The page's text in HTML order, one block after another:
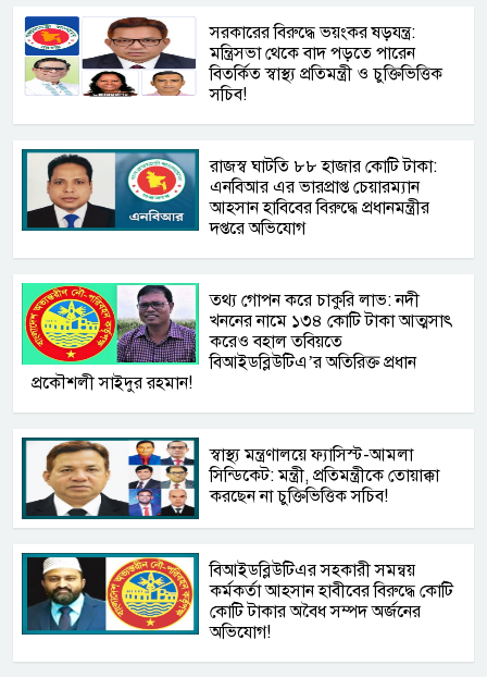
সরকারের বিরুদ্ধে ভয়ংকর ষড়যন্ত্র:
মন্ত্রিসভা থেকে বাদ পড়তে পারেন
বিতর্কিত স্বাস্থ্য প্রতিমন্ত্রী ও চুক্তিভিত্তিক
সচিব!
রাজস্ব ঘাটতি ৮৮ হাজার কোটি টাকা:
এনবিআর এর ভারপ্রাপ্ত চেয়ারম্যান
আহসান হাবিবের বিরুদ্ধে প্রধানমন্ত্রীর
দপ্তরে অভিযোগ
তথ্য গোপন করে চাকুরি লাভ: নদী
খননের নামে ১৩৪ কোটি টাকা আত্মসাৎ
করেও বহাল তবিয়তে
বিআইডব্লিউটিএ’র অতিরিক্ত প্রধান
প্রকৌশলী সাইদুর রহমান!
স্বাস্থ্য মন্ত্রণালয়ে ফ্যাসিস্ট-আমলা
সিন্ডিকেট: মন্ত্রী, প্রতিমন্ত্রীকে তোয়াক্কা
করছেন না চুক্তিভিত্তিক সচিব!
বিআইডব্লিউটিএর সহকারী সমন্বয়
কর্মকর্তা আহসান হাবীবের বিরুদ্ধে কোটি
কোটি টাকার অবৈধ সম্পদ অর্জনের
অভিযোগ!